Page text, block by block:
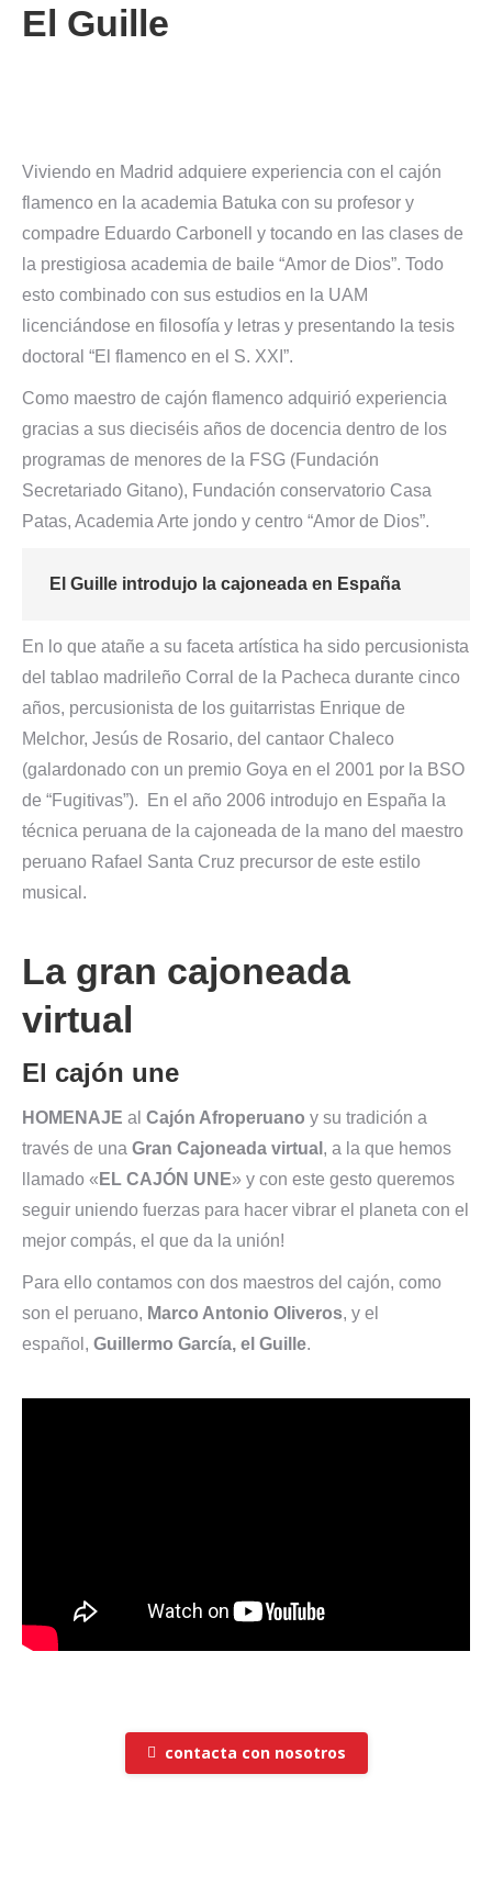
El Guille
Viviendo en Madrid adquiere experiencia con el cajón
flamenco en la academia Batuka con su profesor y
compadre Eduardo Carbonell y tocando en las clases de
la prestigiosa academia de baile “Amor de Dios”. Todo
esto combinado con sus estudios en la UAM
licenciándose en filosofía y letras y presentando la tesis
doctoral “El flamenco en el S. XXI”.
Como maestro de cajón flamenco adquirió experiencia
gracias a sus dieciséis años de docencia dentro de los
programas de menores de la FSG (Fundación
Secretariado Gitano), Fundación conservatorio Casa
Patas, Academia Arte jondo y centro “Amor de Dios”.
El Guille introdujo la cajoneada en España
En lo que atañe a su faceta artística ha sido percusionista
del tablao madrileño Corral de la Pacheca durante cinco
años, percusionista de los guitarristas Enrique de
Melchor, Jesús de Rosario, del cantaor Chaleco
(galardonado con un premio Goya en el 2001 por la BSO
de “Fugitivas”). En el año 2006 introdujo en España la
técnica peruana de la cajoneada de la mano del maestro
peruano Rafael Santa Cruz precursor de este estilo
musical.
La gran cajoneada
virtual
El cajón une
HOMENAJE al Cajón Afroperuano y su tradición a
través de una Gran Cajoneada virtual , a la que hemos
llamado « EL CAJÓN UNE» y con este gesto queremos
seguir uniendo fuerzas para hacer vibrar el planeta con el
mejor compás, el que da la unión!
Para ello contamos con dos maestros del cajón, como
son el peruano, Marco Antonio Oliveros, y el
español, Guillermo García, el Guille.
contacta con nosotros